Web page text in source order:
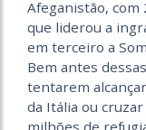
Afeganistão, com
que liderou a
em terceiro a
Bem antes
tentarem
da Itália ou
milhões de